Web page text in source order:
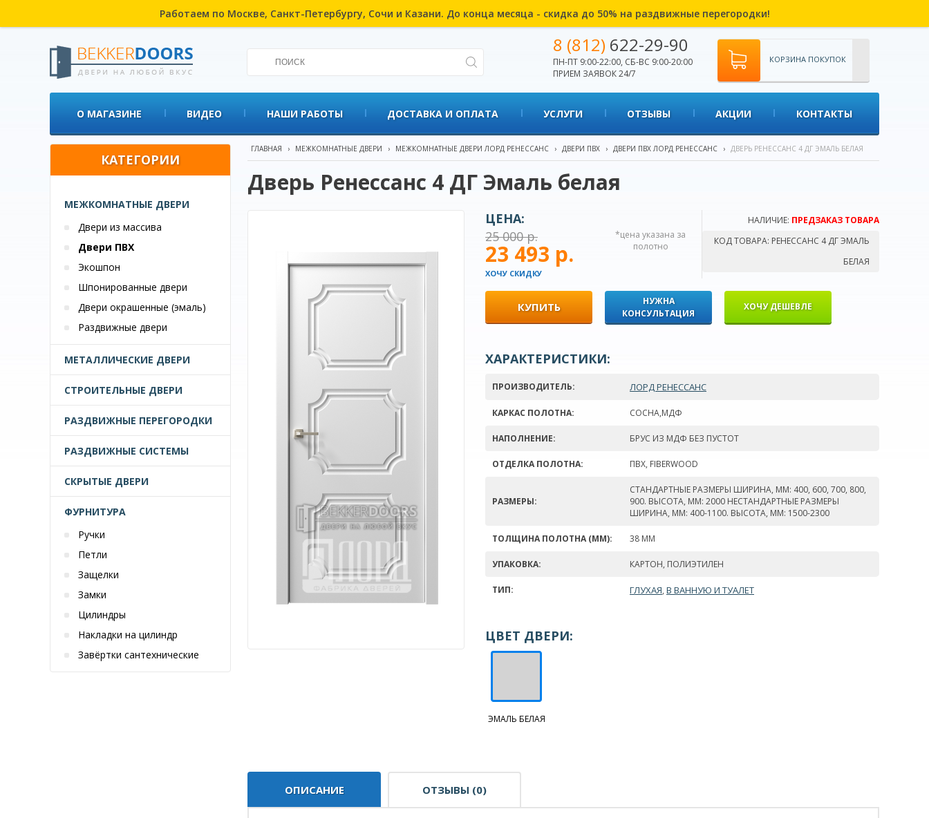
Работаем по Москве, Санкт-Петербургу, Сочи и Казани. До конца месяца - скидка до 50% на раздвижные перегородки!
8 (812) 622-29-90
ПН-ПТ 9:00-22:00, СБ-ВС 9:00-20:00
ПРИЕМ ЗАЯВОК 24/7
КОРЗИНА ПОКУПОК
О МАГАЗИНЕ ВИДЕО НАШИ РАБОТЫ ДОСТАВКА И ОПЛАТА УСЛУГИ ОТЗЫВЫ АКЦИИ КОНТАКТЫ
КАТЕГОРИИ
МЕЖКОМНАТНЫЕ ДВЕРИ
Двери из массива
Двери ПВХ
Экошпон
Шпонированные двери
Двери окрашенные (эмаль)
Раздвижные двери
МЕТАЛЛИЧЕСКИЕ ДВЕРИ
СТРОИТЕЛЬНЫЕ ДВЕРИ
РАЗДВИЖНЫЕ ПЕРЕГОРОДКИ
РАЗДВИЖНЫЕ СИСТЕМЫ
СКРЫТЫЕ ДВЕРИ
ФУРНИТУРА
Ручки
Петли
Защелки
Замки
Цилиндры
Накладки на цилиндр
Завёртки сантехнические
ГЛАВНАЯ › МЕЖКОМНАТНЫЕ ДВЕРИ › МЕЖКОМНАТНЫЕ ДВЕРИ ЛОРД РЕНЕССАНС › ДВЕРИ ПВХ › ДВЕРИ ПВХ ЛОРД РЕНЕССАНС › ДВЕРЬ РЕНЕССАНС 4 ДГ ЭМАЛЬ БЕЛАЯ
Дверь Ренессанс 4 ДГ Эмаль белая
НАЛИЧИЕ: ПРЕДЗАКАЗ ТОВАРА
КОД ТОВАРА: РЕНЕССАНС 4 ДГ ЭМАЛЬ
БЕЛАЯ
ЦЕНА:
25 000 р.
23 493 р.
ХОЧУ СКИДКУ
*цена указана за
полотно
КУПИТЬ
НУЖНА
КОНСУЛЬТАЦИЯ
ХОЧУ ДЕШЕВЛЕ
ХАРАКТЕРИСТИКИ:
ПРОИЗВОДИТЕЛЬ: ЛОРД РЕНЕССАНС
КАРКАС ПОЛОТНА: СОСНА,МДФ
НАПОЛНЕНИЕ: БРУС ИЗ МДФ БЕЗ ПУСТОТ
ОТДЕЛКА ПОЛОТНА: ПВХ, FIBERWOOD
РАЗМЕРЫ:
СТАНДАРТНЫЕ РАЗМЕРЫ ШИРИНА, ММ: 400, 600, 700, 800,
900. ВЫСОТА, ММ: 2000 НЕСТАНДАРТНЫЕ РАЗМЕРЫ
ШИРИНА, ММ: 400-1100. ВЫСОТА, ММ: 1500-2300
ТОЛЩИНА ПОЛОТНА (ММ): 38 ММ
УПАКОВКА: КАРТОН, ПОЛИЭТИЛЕН
ТИП: ГЛУХАЯ, В ВАННУЮ И ТУАЛЕТ
ЦВЕТ ДВЕРИ:
ЭМАЛЬ БЕЛАЯ
ОПИСАНИЕ ОТЗЫВЫ (0)